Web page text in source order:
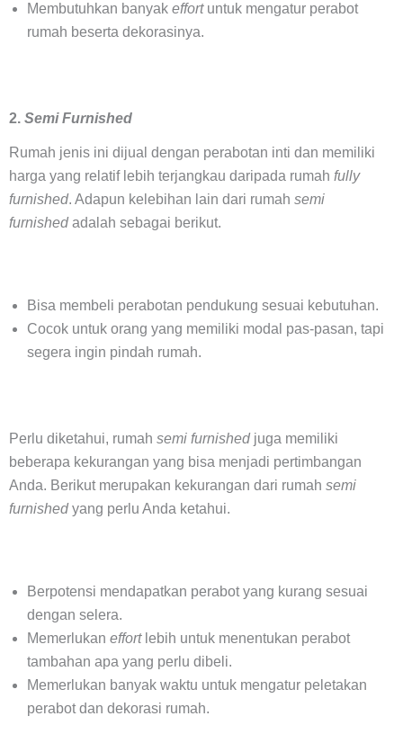
Membutuhkan banyak effort untuk mengatur perabot
rumah beserta dekorasinya.
2. Semi Furnished
Rumah jenis ini dijual dengan perabotan inti dan memiliki
harga yang relatif lebih terjangkau daripada rumah fully
furnished. Adapun kelebihan lain dari rumah semi
furnished adalah sebagai berikut.
Bisa membeli perabotan pendukung sesuai kebutuhan.
Cocok untuk orang yang memiliki modal pas-pasan, tapi
segera ingin pindah rumah.
Perlu diketahui, rumah semi furnished juga memiliki
beberapa kekurangan yang bisa menjadi pertimbangan
Anda. Berikut merupakan kekurangan dari rumah semi
furnished yang perlu Anda ketahui.
Berpotensi mendapatkan perabot yang kurang sesuai
dengan selera.
Memerlukan effort lebih untuk menentukan perabot
tambahan apa yang perlu dibeli.
Memerlukan banyak waktu untuk mengatur peletakan
perabot dan dekorasi rumah.